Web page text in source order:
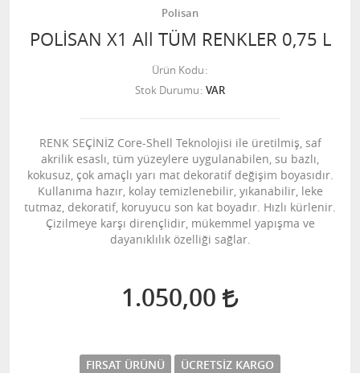
Polisan
POLİSAN X1 All TÜM RENKLER 0,75 L
Ürün Kodu
Stok Durumu VAR
RENK SEÇİNİZ Core-Shell Teknolojisi ile üretilmiş, saf
akrilik esaslı, tüm yüzeylere uygulanabilen, su bazlı,
kokusuz, çok amaçlı yarı mat dekoratif değişim boyasıdır.
Kullanıma hazır, kolay temizlenebilir, yıkanabilir, leke
tutmaz, dekoratif, koruyucu son kat boyadır. Hızlı kürlenir.
Çizilmeye karşı dirençlidir, mükemmel yapışma ve
dayanıklılık özelliği sağlar.
1.050,00
FIRSAT ÜRÜNÜ ÜCRETSIZ KARGO